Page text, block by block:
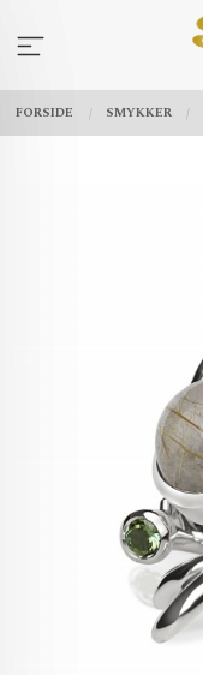
innholdet
FORSIDE SMYKKER